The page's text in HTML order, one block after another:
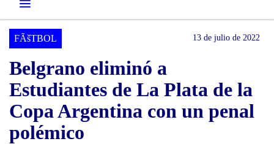
FÃšTBOL 13 de julio de 2022
Belgrano eliminó a
Estudiantes de La Plata de la
Copa Argentina con un penal
polémico